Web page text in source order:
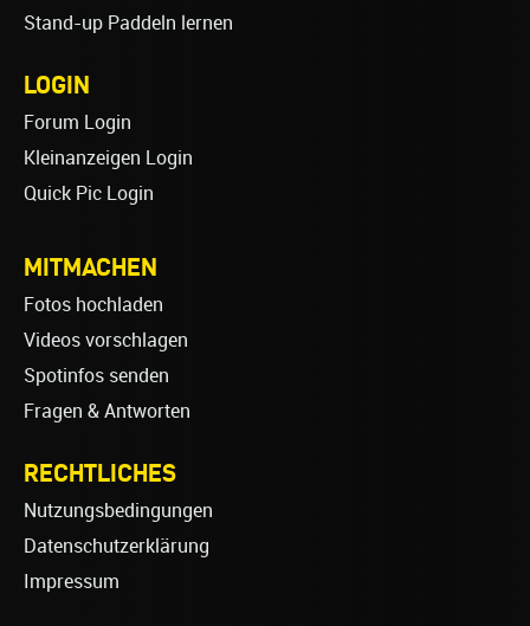
Stand-up Paddeln lernen
LOGIN
Forum Login
Kleinanzeigen Login
Quick Pic Login
MITMACHEN
Fotos hochladen
Videos vorschlagen
Spotinfos senden
Fragen & Antworten
RECHTLICHES
Nutzungsbedingungen
Datenschutzerklärung
Impressum